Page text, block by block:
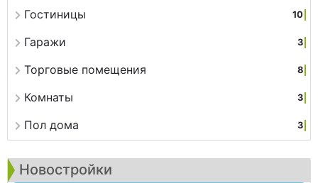
Гостиницы 10
Гаражи 3
Торговые помещения 8
Комнаты 3
Пол дома 3
Новостройки